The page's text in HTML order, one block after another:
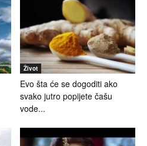
Život
Evo šta će se dogoditi ako
svako jutro popijete čašu
vode...